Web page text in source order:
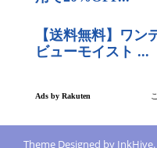
Theme Designed by InkHive.